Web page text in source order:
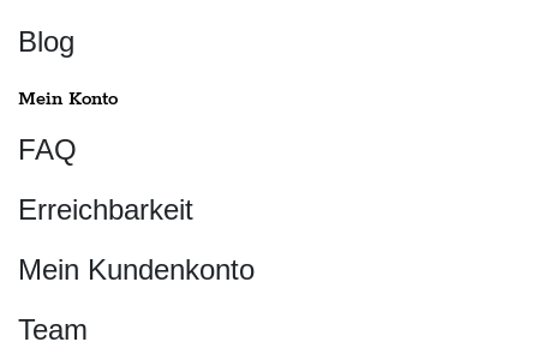
Blog
Mein Konto
FAQ
Erreichbarkeit
Mein Kundenkonto
Team